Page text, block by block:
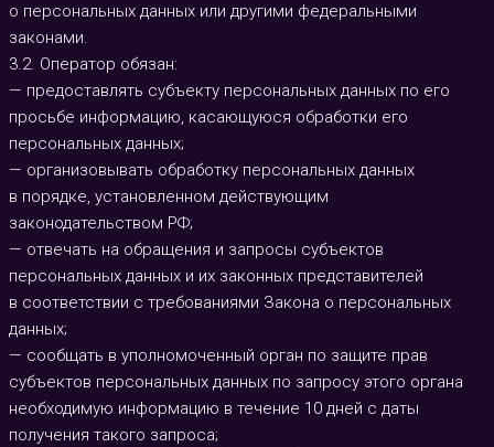
о персональных данных или другими федеральными
законами.
3.2. Оператор обязан:
— предоставлять субъекту персональных данных по его
просьбе информацию, касающуюся обработки его
персональных данных;
— организовывать обработку персональных данных
в порядке, установленном действующим
законодательством РФ;
— отвечать на обращения и запросы субъектов
персональных данных и их законных представителей
в соответствии с требованиями Закона о персональных
данных;
— сообщать в уполномоченный орган по защите прав
субъектов персональных данных по запросу этого органа
необходимую информацию в течение 10 дней с даты
получения такого запроса;